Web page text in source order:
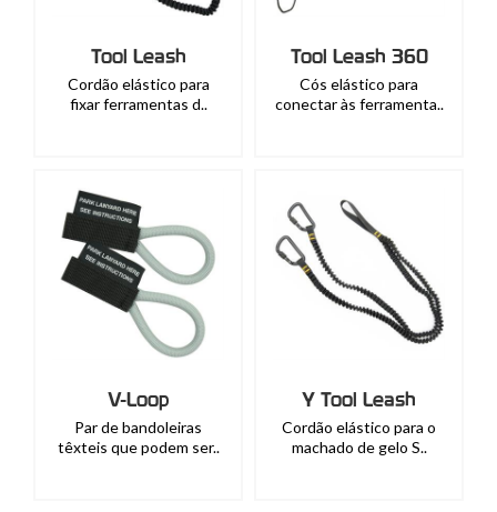
Tool Leash
Cordão elástico para
fixar ferramentas d..
Tool Leash 360
Cós elástico para
conectar às ferramenta..
V-Loop
Par de bandoleiras
têxteis que podem ser..
Y Tool Leash
Cordão elástico para o
machado de gelo S..